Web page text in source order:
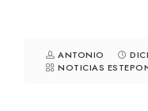
ANTONIO
NOTICIAS